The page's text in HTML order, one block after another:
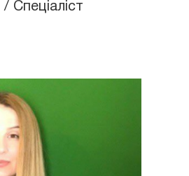
/ Спеціаліст